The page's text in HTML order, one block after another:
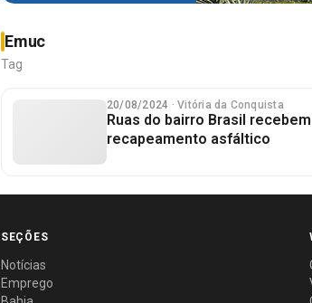
Emuc
Tag
20/08/2024 · Vitória da Conquista
Ruas do bairro Brasil recebem
recapeamento asfáltico
SEÇÕES
Notícias
Emprego